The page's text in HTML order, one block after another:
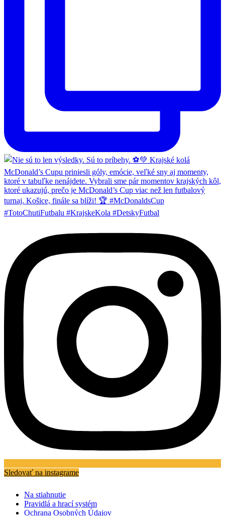
Sledovať na instagrame
Na stiahnutie
Pravidlá a hrací systém
Ochrana Osobných Údajov